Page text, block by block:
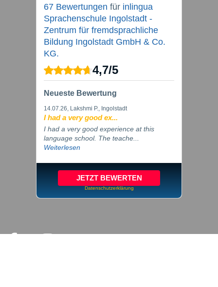
67 Bewertungen für inlingua
Sprachenschule Ingolstadt -
Zentrum für fremdsprachliche
Bildung Ingolstadt GmbH & Co.
KG.
4,7/5
Neueste Bewertung
14.07.26, Lakshmi P., Ingolstadt
I had a very good ex...
I had a very good experience at this
language school. The teache...
Weiterlesen
JETZT BEWERTEN
Datenschutzerklärung